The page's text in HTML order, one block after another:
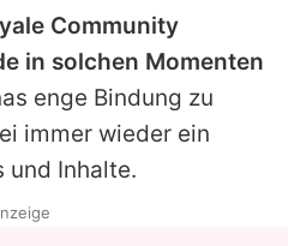
Community
in solchen Momenten
enge Bindung zu
immer wieder ein
und Inhalte.